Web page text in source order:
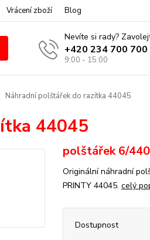
Vrácení zboží Blog
Nevíte si rady?
+420 234 700 700
9:00 - 15:00
Náhradní polštářek do razítka 44045
44045
polštářek 6/
Originální náhradní
PRINTY 44045. celý
Dostupnost